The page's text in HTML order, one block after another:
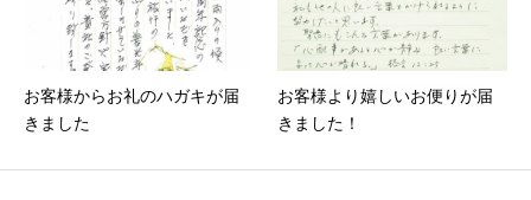
お客様からお礼のハガキが届
きました
お客様より嬉しいお便りが届
きました！